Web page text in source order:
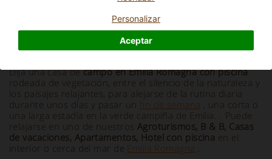
Personalizar
Aceptar
Información y descripción
Elija una casa decampo en Emilia Romagna con piscina
rodeada de vegetación, entre el silencio de la naturaleza y
los paisajes relajantes, para alejarse de la rutina diaria
durante unos días y pasar un fin de semana , una corta o
una larga estadía en la verde campiña de Emilia. . Puede
relajarse en uno de nuestros Agroturismos, B & B, Casas
de vacaciones, Apartamentos, Hotel con piscina en el
interior o cerca del mar de Emilia Romagna .